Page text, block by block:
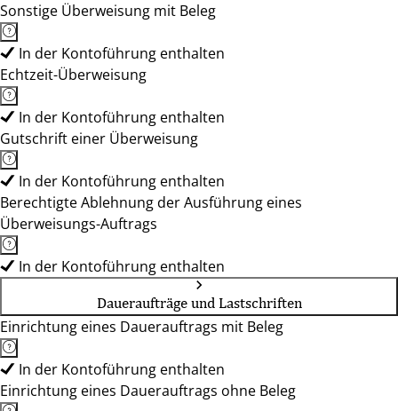
Sonstige Überweisung mit Beleg
In der Kontoführung enthalten
Echtzeit-Überweisung
In der Kontoführung enthalten
Gutschrift einer Überweisung
In der Kontoführung enthalten
Berechtigte Ablehnung der Ausführung eines
Überweisungs-Auftrags
In der Kontoführung enthalten
Daueraufträge und Lastschriften
Einrichtung eines Dauerauftrags mit Beleg
In der Kontoführung enthalten
Einrichtung eines Dauerauftrags ohne Beleg